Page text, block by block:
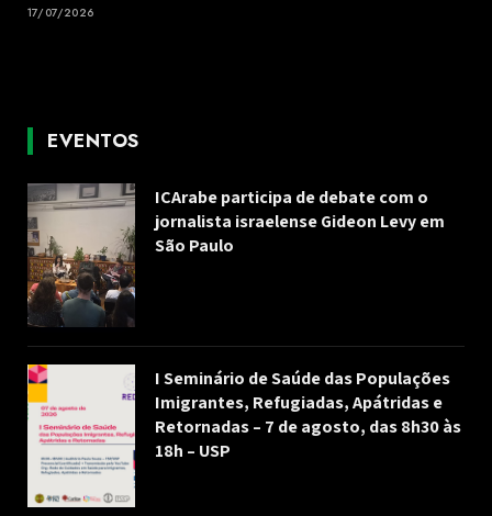
17/07/2026
EVENTOS
ICArabe participa de debate com o
jornalista israelense Gideon Levy em
São Paulo
I Seminário de Saúde das Populações
Imigrantes, Refugiadas, Apátridas e
Retornadas – 7 de agosto, das 8h30 às
18h – USP